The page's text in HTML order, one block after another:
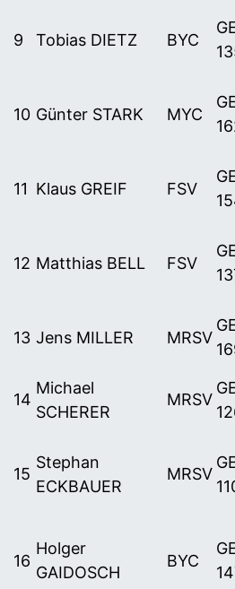
9 Tobias DIETZ BYC
10 Günter STARK MYC
11 Klaus GREIF FSV
12 Matthias BELL FSV
13 Jens MILLER MRSV
14
Michael
SCHERER
MRSV
15
Stephan
ECKBAUER
MRSV
16
Holger
GAIDOSCH
BYC